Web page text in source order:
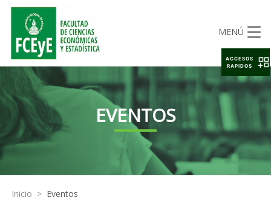
MENÚ
EVENTOS
Inicio > Eventos
ACCESOS
RAPIDOS